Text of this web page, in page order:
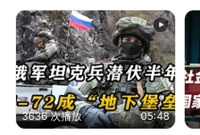
3636 次播放 05:48